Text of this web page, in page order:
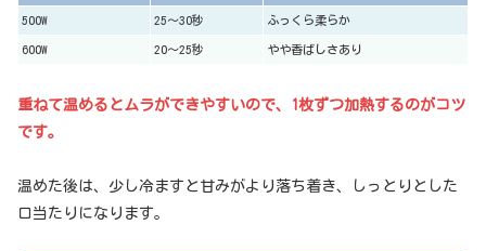
500W 25〜30秒 ふっくら柔らか
600W 20〜25秒 やや香ばしさあり
重ねて温めるとムラができやすいので、1枚ずつ加熱するのがコツ
です。
温めた後は、少し冷ますと甘みがより落ち着き、しっとりとした
口当たりになります。